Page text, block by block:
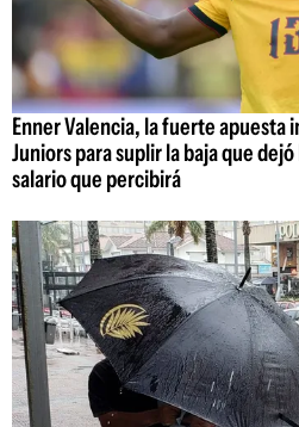
Enner Valencia, la fuerte apuesta
Juniors para suplir la baja que
salario que percibirá